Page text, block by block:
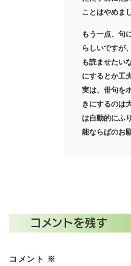
ことはやめま
もう一点、句
らしいですが
も読ませたい
にするとか工
実は、俳句を
きにするのは
は自動的にふ
能ならばのお
コメントを残す
コメント ※